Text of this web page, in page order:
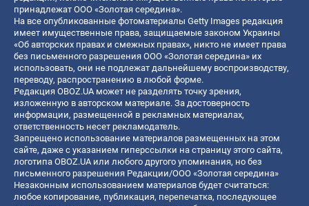
принадлежат ООО «Золотая середина».
На все опубликованные фотоматериалы Getty Images редакция
имеет имущественные права, защищаемые законом Украины
«Об авторских правах и смежных правах», никто не имеет права
без письменного разрешения ООО «Золотая середина» их
использовать, они не подлежат дальнейшему воспроизводству,
переводу, распространению в любой форме.
Редакция OBOZ.UA может не разделять точку зрения,
изложенную в авторском материале. За достоверность
информации, размещенной в рекламных материалах,
ответственность несет рекламодатель.
Запрещено использование материалов размещенных на этом
сайте, даже с указанием гиперссылки на страницу этого сайта,
логотипа OBOZ.UA или любого другого упоминания, но без
письменного разрешения Редакции/ООО «Золотая середина»
Незаконным использованием материалов будет считаться:
любое копирование, публикация, перепечатка, последующее